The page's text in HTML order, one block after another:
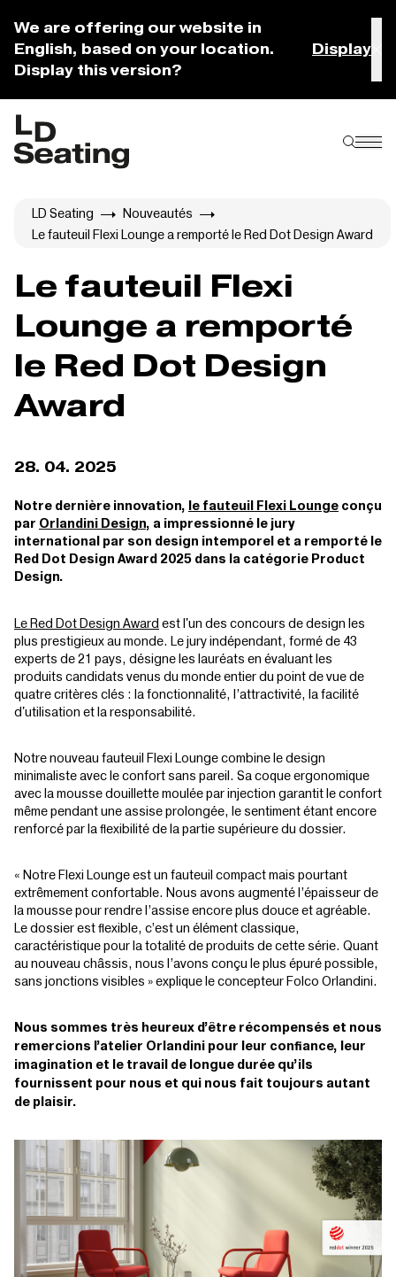
We are offering our website in
English, based on your location.
Display this version?
Display
LD Seating
Nouveautés
Le fauteuil Flexi Lounge a remporté le Red Dot Design Award
Le fauteuil Flexi
Lounge a remporté
le Red Dot Design
Award
28. 04. 2025
Notre dernière innovation, le fauteuil Flexi Lounge conçu
par Orlandini Design, a impressionné le jury
international par son design intemporel et a remporté le
Red Dot Design Award 2025 dans la catégorie Product
Design.
Le Red Dot Design Award est l'un des concours de design les
plus prestigieux au monde. Le jury indépendant, formé de 43
experts de 21 pays, désigne les lauréats en évaluant les
produits candidats venus du monde entier du point de vue de
quatre critères clés : la fonctionnalité, l’attractivité, la facilité
d'utilisation et la responsabilité.
Notre nouveau fauteuil Flexi Lounge combine le design
minimaliste avec le confort sans pareil. Sa coque ergonomique
avec la mousse douillette moulée par injection garantit le confort
même pendant une assise prolongée, le sentiment étant encore
renforcé par la flexibilité de la partie supérieure du dossier.
« Notre Flexi Lounge est un fauteuil compact mais pourtant
extrêmement confortable. Nous avons augmenté l’épaisseur de
la mousse pour rendre l’assise encore plus douce et agréable.
Le dossier est flexible, c’est un élément classique,
caractéristique pour la totalité de produits de cette série. Quant
au nouveau châssis, nous l’avons conçu le plus épuré possible,
sans jonctions visibles » explique le concepteur Folco Orlandini.
Nous sommes très heureux d’être récompensés et nous
remercions l’atelier Orlandini pour leur confiance, leur
imagination et le travail de longue durée qu’ils
fournissent pour nous et qui nous fait toujours autant
de plaisir.